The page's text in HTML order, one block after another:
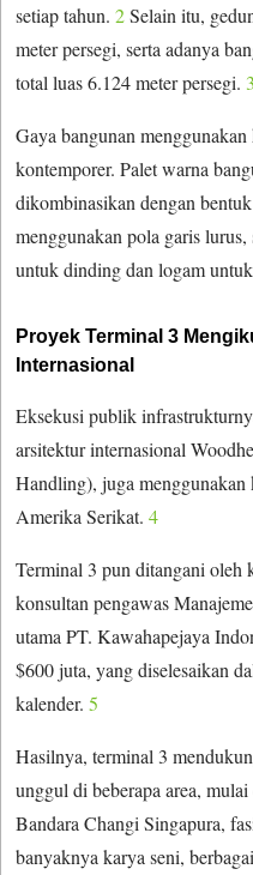
setiap tahun.2Selain itu,
meter persegi, serta adanya
total luas 6.124 meter persegi. 3
Gaya bangunan
kontemporer. Palet warna
dikombinasikan dengan
menggunakan pola garis
untuk dinding dan logam
Proyek Terminal 3
Internasional
Eksekusi publik
arsitektur internasional
Handling), juga
Amerika Serikat.4
Terminal 3 pun ditangani oleh
konsultan pengawas
utama PT. Kawahapejaya
$600 juta, yang diselesaikan
kalender.5
Hasilnya, terminal 3
unggul di beberapa area,
Bandara Changi Singapura,
banyaknya karya seni,